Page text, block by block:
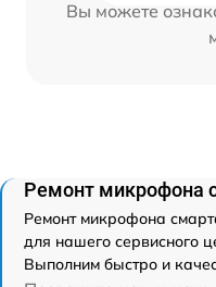
Вы можете
Ремонт микрофона
Ремонт микрофона
для нашего сервисного
Выполним быстро и